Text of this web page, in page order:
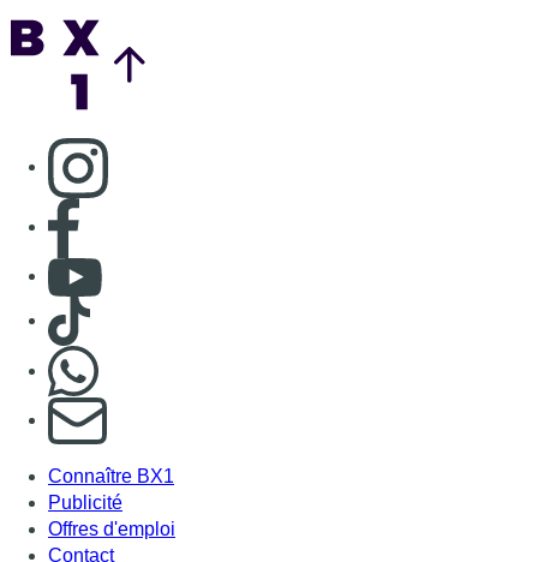
Consulter page Instagram
Consulter page Facebook
Consulter Youtube
Consulter TikTok
S'abonner à notre newsletter
Connaître BX1
Publicité
Offres d'emploi
Contact